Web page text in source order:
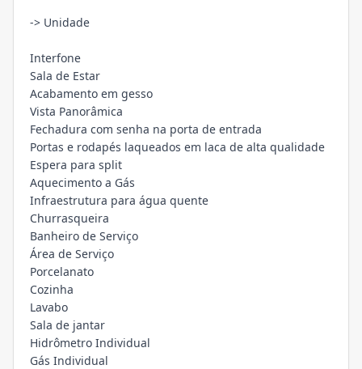
-> Unidade
Interfone
Sala de Estar
Acabamento em gesso
Vista Panorâmica
Fechadura com senha na porta de entrada
Portas e rodapés laqueados em laca de alta qualidade
Espera para split
Aquecimento a Gás
Infraestrutura para água quente
Churrasqueira
Banheiro de Serviço
Área de Serviço
Porcelanato
Cozinha
Lavabo
Sala de jantar
Hidrômetro Individual
Gás Individual